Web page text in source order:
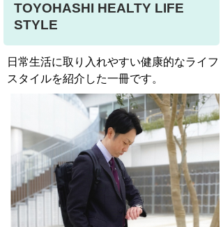
TOYOHASHI HEALTY LIFE
STYLE
日常生活に取り入れやすい健康的なライフ
スタイルを紹介した一冊です。